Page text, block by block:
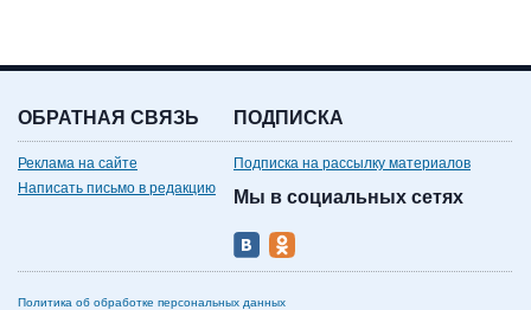
ОБРАТНАЯ СВЯЗЬ
Реклама на сайте
Написать письмо в редакцию
ПОДПИСКА
Подписка на рассылку материалов
Мы в социальных сетях
Политика об обработке персональных данных